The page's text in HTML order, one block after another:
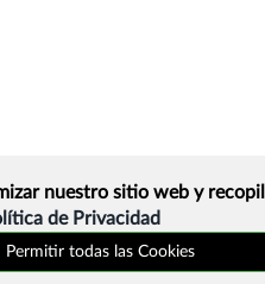
nuestro sitio web y
de Privacidad
Permitir todas las Cookies